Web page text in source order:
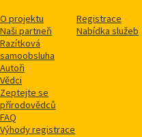
O projektu
Naši partneři
Razítková
samoobsluha
Autoři
Vědci
Zeptejte se
přírodovědců
FAQ
Výhody registrace
Registrace
Nabídka služeb